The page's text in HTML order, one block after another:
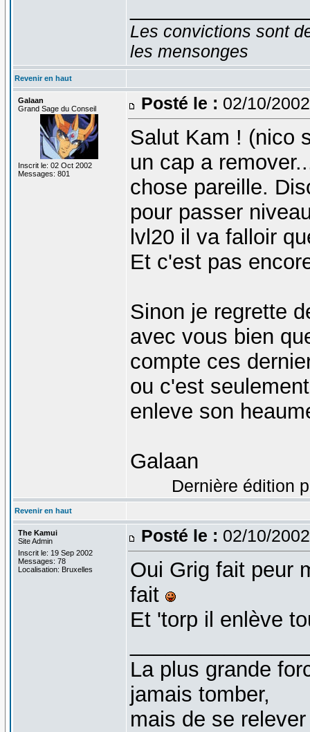
Les convictions sont
les mensonges
Revenir en haut
Galaan
Grand Sage du Conseil
Inscrit le: 02 Oct 2002
Messages: 801
Posté le : 02/10/
Salut Kam ! (nico
un cap a
chose pareille.
pour passer
lvl20 il va falloir
Et c'est pas
Sinon je regrette
avec vous bien
compte ces
ou c'est
enleve son
Galaan
Dernière édition
Revenir en haut
The Kamui
Site Admin
Inscrit le: 19 Sep 2002
Messages: 78
Localisation: Bruxelles
Posté le : 02/10/
Oui Grig fait peur
fait
Et 'torp il enlève
La plus grande
jamais tomber,
mais de se